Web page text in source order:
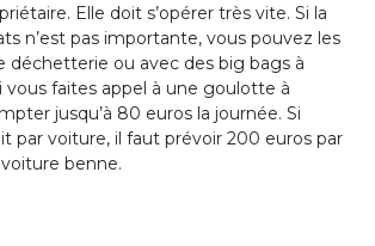
Elle doit s’opérer très vite. Si la
n’est pas importante, vous pouvez les
déchetterie ou avec des big bags à
vous faites appel à une goulotte à
jusqu’à 80 euros la journée. Si
par voiture, il faut prévoir 200 euros par
benne.